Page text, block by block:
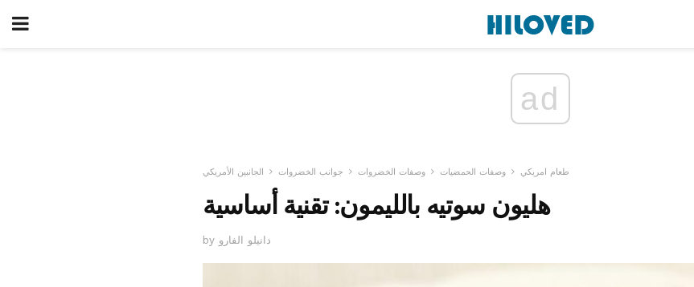
ad
طعام امريكي وصفات الحمضيات وصفات الخضروات جوانب الخضروات الجانبين الأمريكي
هليون سوتيه بالليمون: تقنية أساسية
by دانيلو الفارو